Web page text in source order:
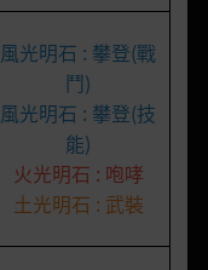
風光明石 : 攀登(戰
鬥)
風光明石 : 攀登(技
能)
火光明石 : 咆哮
土光明石 : 武裝